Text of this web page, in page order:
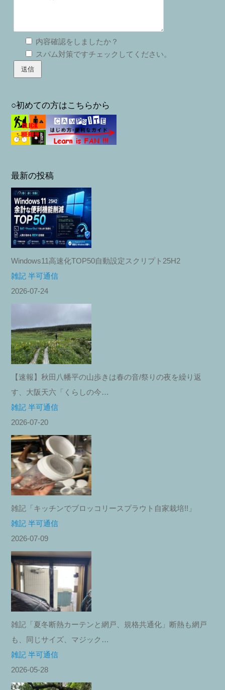
内容確認をしましたか？
スパム対策ですチェックしてください。
○初めての方はこちらから
最新の投稿
Windows11高速化TOP50自動設定スクリプト25H2
雑記 半可通信
2026-07-24
【速報】秋田八幡平の山歩きは春の音/祭りの夜を繰り返
す、大阪天六「くらしの今…
雑記 半可通信
2026-07-20
雑記「キッチンでブロッコリースプラウト自家栽培!!」
雑記 半可通信
2026-07-09
雑記「夏冬断熱カーテンと網戸、規格共通化」断熱も網戸
も、同じサイズ、マジック…
雑記 半可通信
2026-05-28